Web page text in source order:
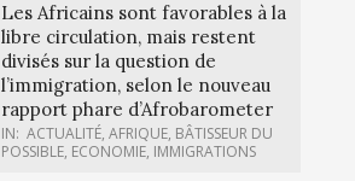
Les Africains sont favorables à la
libre circulation, mais restent
divisés sur la question de
l’immigration, selon le nouveau
rapport phare d’Afrobarometer
IN: ACTUALITÉ, AFRIQUE, BÂTISSEUR DU
POSSIBLE, ECONOMIE, IMMIGRATIONS